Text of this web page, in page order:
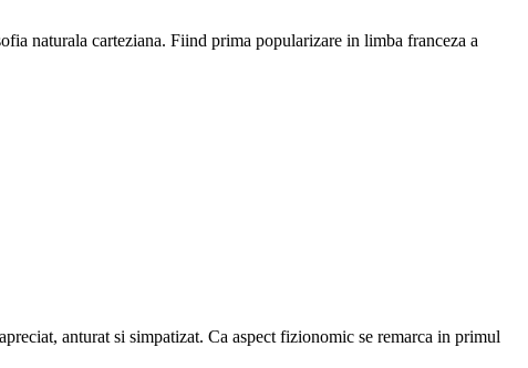
naturala carteziana. Fiind prima popularizare in limba franceza a
anturat si simpatizat. Ca aspect fizionomic se remarca in primul